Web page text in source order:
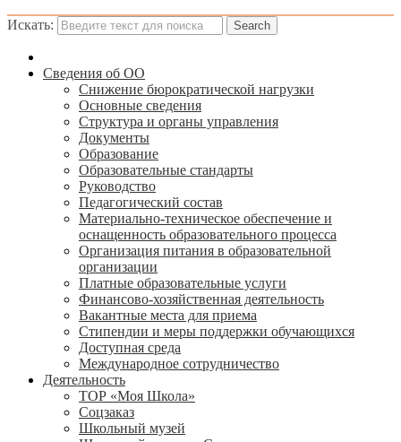
Искать:
Сведения об ОО
Снижение бюрократической нагрузки
Основные сведения
Структура и органы управления
Документы
Образование
Образовательные стандарты
Руководство
Педагогический состав
Материально-техническое обеспечение и
оснащенность образовательного процесса
Организация питания в образовательной
организации
Платные образовательные услуги
Финансово-хозяйственная деятельность
Вакантные места для приема
Стипендии и меры поддержки обучающихся
Доступная среда
Международное сотрудничество
Деятельность
ТОР «Моя Школа»
Соцзаказ
Школьный музей